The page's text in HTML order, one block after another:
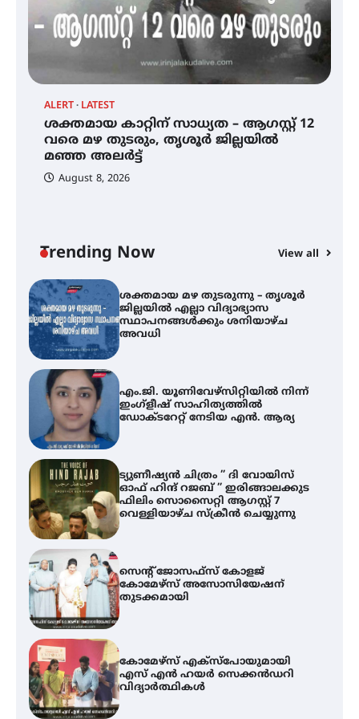
ALERT LATEST
ശക്തമായ കാറ്റിന് സാധ്യത – ആഗസ്റ്റ് 12
വരെ മഴ തുടരും, തൃശൂർ ജില്ലയിൽ
മഞ്ഞ അലർട്ട്
August 8, 2026
Trending Now View all
സെന്റ് ജോസഫ്സ് കോളജ്
കോമേഴ്‌സ് അസോസിയേഷന്
തുടക്കമായി
കോമേഴ്സ് എക്സ്പോയുമായി
എസ് എൻ ഹയർ സെക്കൻഡറി
വിദ്യാർത്ഥികൾ
ശക്തമായ മഴ തുടരുന്നു – തൃശൂർ
ജില്ലയിൽ എല്ലാ വിദ്യാഭ്യാസ
സ്ഥാപനങ്ങൾക്കും ശനിയാഴ്ച
അവധി
എം.ജി. യൂണിവേഴ്‌സിറ്റിയിൽ നിന്ന്
ഇംഗ്ളീഷ് സാഹിത്യത്തിൽ
ഡോക്ടറേറ്റ് നേടിയ എൻ. ആര്യ
ട്യുണീഷ്യൻ ചിത്രം ” ദി വോയിസ്
ഓഫ് ഹിന്ദ് റജബ് ” ഇരിങ്ങാലക്കുട
ഫിലിം സൊസൈറ്റി ആഗസ്റ്റ് 7
വെള്ളിയാഴ്ച സ്‌ക്രീൻ ചെയ്യുന്നു
സെന്റ് ജോസഫ്സ് കോളജ്
കോമേഴ്‌സ് അസോസിയേഷന്
തുടക്കമായി
കോമേഴ്സ് എക്സ്പോയുമായി
എസ് എൻ ഹയർ സെക്കൻഡറി
വിദ്യാർത്ഥികൾ